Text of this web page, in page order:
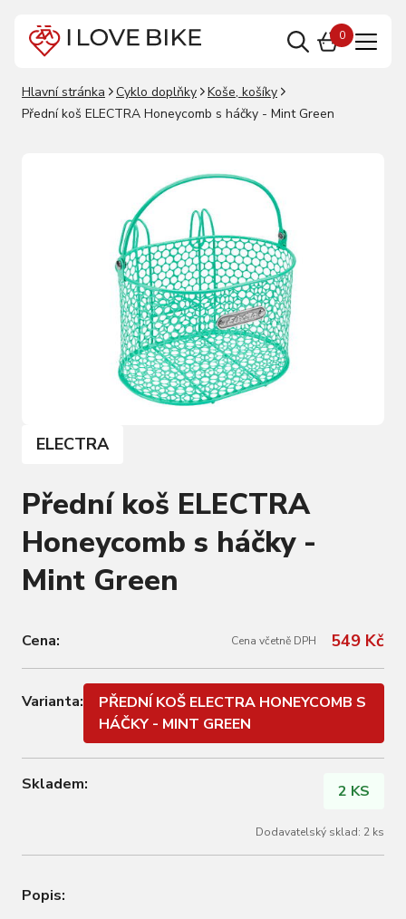
0
Hlavní stránka Cyklo doplňky
Koše, košíky
Přední koš ELECTRA Honeycomb s háčky - Mint Green
ELECTRA
Přední koš ELECTRA
Honeycomb s háčky -
Mint Green
Cena: Cena včetně DPH 549 Kč
Varianta:
PŘEDNÍ KOŠ ELECTRA HONEYCOMB S
HÁČKY - MINT GREEN
Skladem: 2 KS
Dodavatelský sklad: 2 ks
Popis: